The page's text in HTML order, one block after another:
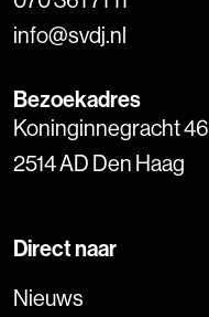
info@svdj.nl
Bezoekadres
Koninginnegracht 46
2514 AD Den Haag
Direct naar
Nieuws